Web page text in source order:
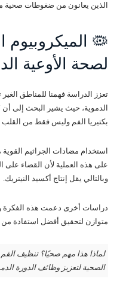
الذين يعانون من ضغوطات صحية
🦠 الميكروبيوم
لصحة الأوعية
تعزز الدراسة فهمنا للمناطق الغير
الدموية، حيث يشير البحث إلى
بكتيريا الفم وليس فقط من القلب
استخدام مضادات الجراثيم
على هذه العملية لأن القضاء على
وبالتالي يقل إنتاج أكسيد النيتريك.
دراسات أخرى دعمت هذه الفكرة
متوازن لتحقيق أفضل استفادة من
لماذا هذا مهم صحيًا؟ تنظيف
الصحية لتعزيز وظائف الدورة